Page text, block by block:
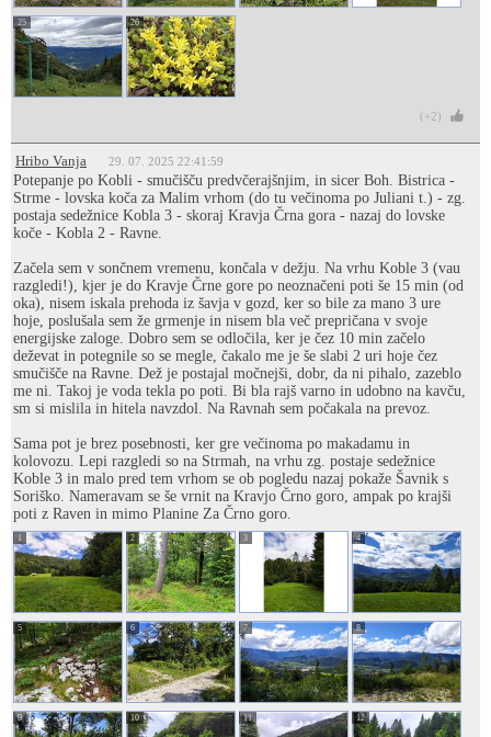
25 26
(+2)
Hribo Vanja 29. 07. 2025 22:41:59
Potepanje po Kobli - smučišču predvčerajšnjim, in sicer Boh. Bistrica -
Strme - lovska koča za Malim vrhom (do tu večinoma po Juliani t.) - zg.
postaja sedežnice Kobla 3 - skoraj Kravja Črna gora - nazaj do lovske
koče - Kobla 2 - Ravne.
Začela sem v sončnem vremenu, končala v dežju. Na vrhu Koble 3 (vau
razgledi!), kjer je do Kravje Črne gore po neoznačeni poti še 15 min (od
oka), nisem iskala prehoda iz šavja v gozd, ker so bile za mano 3 ure
hoje, poslušala sem že grmenje in nisem bla več prepričana v svoje
energijske zaloge. Dobro sem se odločila, ker je čez 10 min začelo
deževat in potegnile so se megle, čakalo me je še slabi 2 uri hoje čez
smučišče na Ravne. Dež je postajal močnejši, dobr, da ni pihalo, zazeblo
me ni. Takoj je voda tekla po poti. Bi bla rajš varno in udobno na kavču,
sm si mislila in hitela navzdol. Na Ravnah sem počakala na prevoz.
Sama pot je brez posebnosti, ker gre večinoma po makadamu in
kolovozu. Lepi razgledi so na Strmah, na vrhu zg. postaje sedežnice
Koble 3 in malo pred tem vrhom se ob pogledu nazaj pokaže Šavnik s
Soriško. Nameravam se še vrnit na Kravjo Črno goro, ampak po krajši
poti z Raven in mimo Planine Za Črno goro.
1 2 3 4
5 6 7 8
9 10 11 12